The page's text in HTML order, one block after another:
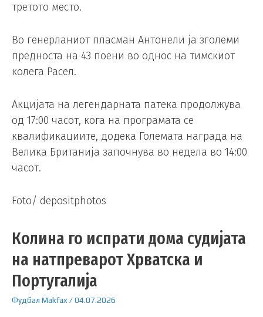
третото место.
Во генерланиот пласман Антонели ја зголеми
предноста на 43 поени во однос на тимскиот
колега Расел.
Акцијата на легендарната патека продолжува
од 17:00 часот, кога на програмата се
квалификациите, додека Големата награда на
Велика Британија започнува во недела во 14:00
часот.
Foto/ depositphotos
Колина го испрати дома судијата
на натпреварот Хрватска и
Португалија
Фудбал Makfax/04.07.2026